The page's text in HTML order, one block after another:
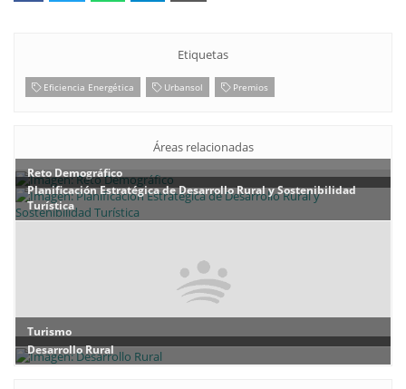
Etiquetas
Eficiencia Energética Urbansol Premios
Áreas relacionadas
Reto Demográfico
Planificación Estratégica de Desarrollo Rural y Sostenibilidad
Turística
Turismo
Desarrollo Rural